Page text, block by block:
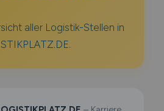
aller Logistik-Stellen in